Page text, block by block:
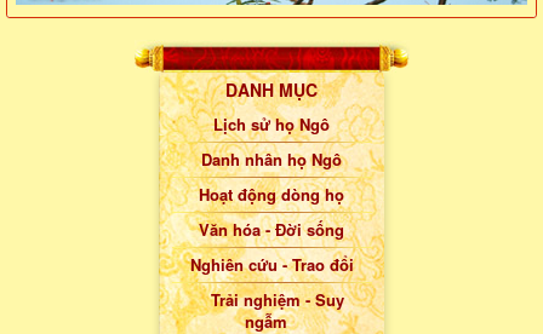
DANH MỤC
Lịch sử họ Ngô
Danh nhân họ Ngô
Hoạt động dòng họ
Văn hóa - Đời sống
Nghiên cứu - Trao đổi
Trải nghiệm - Suy
ngẫm